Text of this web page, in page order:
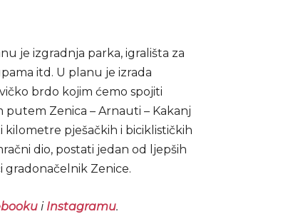
je izgradnja parka, igrališta za
itd. U planu je izrada
brdo kojim ćemo spojiti
Zenica – Arnauti – Kakanj
pješačkih i biciklističkih
dio, postati jedan od ljepših
gradonačelnik Zenice.
i Instagramu.